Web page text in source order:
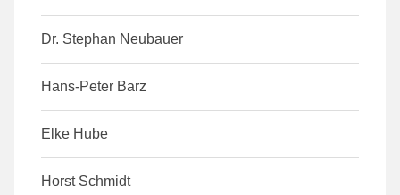
Dr. Stephan Neubauer
Hans-Peter Barz
Elke Hube
Horst Schmidt